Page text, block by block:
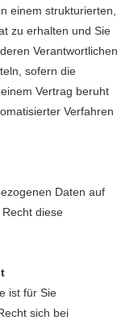
einem strukturierten,
zu erhalten und Sie
Verantwortlichen
sofern die
Vertrag beruht
Verfahren
Daten auf
diese
ist für Sie
sich bei